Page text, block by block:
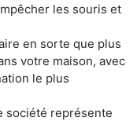
les souris et
en sorte que plus
votre maison, avec
le plus
société représente